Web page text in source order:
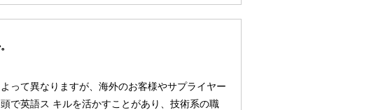
って異なりますが、海外のお客様やサプライヤー
で英語ス キルを活かすことがあり、技術系の職